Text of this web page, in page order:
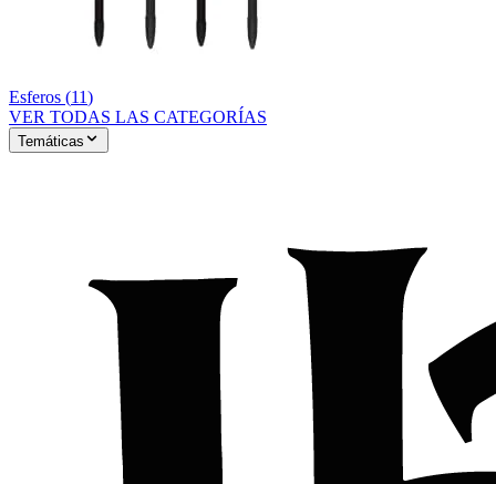
Esferos (11)
VER TODAS LAS CATEGORÍAS
Temáticas